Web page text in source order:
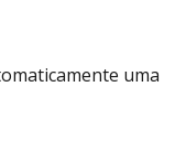
uma